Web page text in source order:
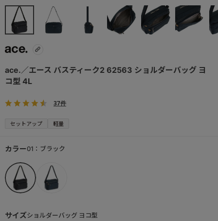
ace.／エース バスティーク2 62563 ショルダーバッグ ヨ
コ型 4L
37件
セットアップ 軽量
サイズショルダーバッグ ヨコ型
カラー01：ブラック